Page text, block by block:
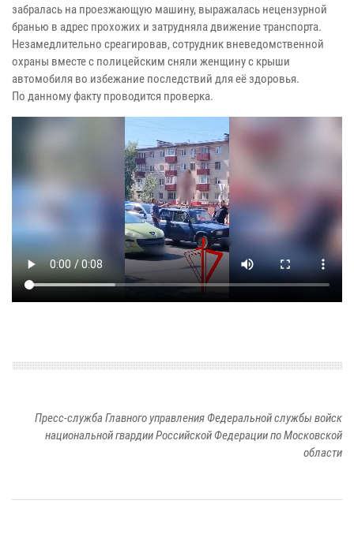
забралась на проезжающую машину, выражалась нецензурной
бранью в адрес прохожих и затрудняла движение транспорта.
Незамедлительно среагировав, сотрудник вневедомственной
охраны вместе с полицейским сняли женщину с крыши
автомобиля во избежание последствий для её здоровья.
По данному факту проводится проверка.
Пресс-служба Главного управления Федеральной службы войск
национальной гвардии Российской Федерации по Московской
области